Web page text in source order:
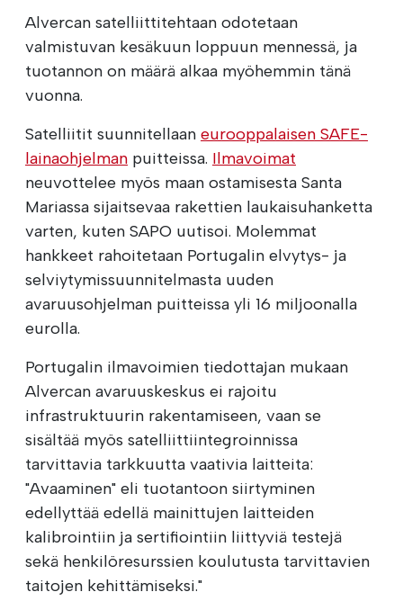
Alvercan satelliittitehtaan odotetaan
valmistuvan kesäkuun loppuun mennessä, ja
tuotannon on määrä alkaa myöhemmin tänä
vuonna.
Satelliitit suunnitellaan eurooppalaisen SAFE-
lainaohjelman puitteissa. Ilmavoimat
neuvottelee myös maan ostamisesta Santa
Mariassa sijaitsevaa rakettien laukaisuhanketta
varten, kuten SAPO uutisoi. Molemmat
hankkeet rahoitetaan Portugalin elvytys- ja
selviytymissuunnitelmasta uuden
avaruusohjelman puitteissa yli 16 miljoonalla
eurolla.
Portugalin ilmavoimien tiedottajan mukaan
Alvercan avaruuskeskus ei rajoitu
infrastruktuurin rakentamiseen, vaan se
sisältää myös satelliittiintegroinnissa
tarvittavia tarkkuutta vaativia laitteita:
"Avaaminen" eli tuotantoon siirtyminen
edellyttää edellä mainittujen laitteiden
kalibrointiin ja sertifiointiin liittyviä testejä
sekä henkilöresurssien koulutusta tarvittavien
taitojen kehittämiseksi."